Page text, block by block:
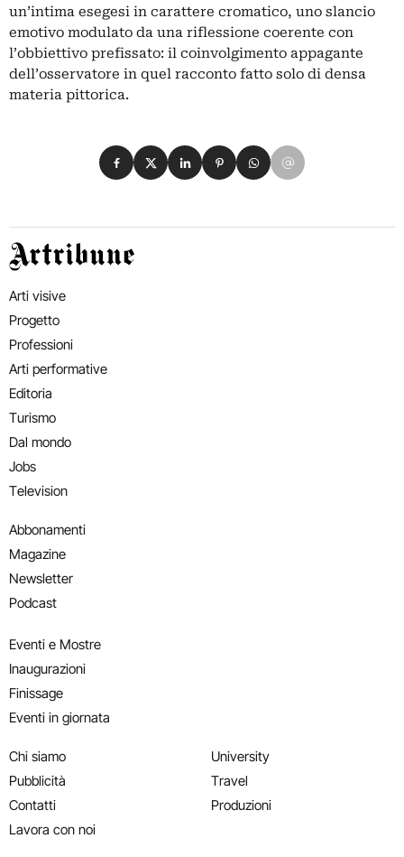
un’intima esegesi in carattere cromatico, uno slancio
emotivo modulato da una riflessione coerente con
l’obbiettivo prefissato: il coinvolgimento appagante
dell’osservatore in quel racconto fatto solo di densa
materia pittorica.
Condividi su Facebook
Condividi su X
Condividi su LinkedIn
Condividi su Pinterest
Condividi su WhatsApp
Condividi su Email
Artribune
Arti visive
Progetto
Professioni
Arti performative
Editoria
Turismo
Dal mondo
Jobs
Television
Abbonamenti
Magazine
Newsletter
Podcast
Eventi e Mostre
Inaugurazioni
Finissage
Eventi in giornata
Chi siamo
Pubblicità
Contatti
Lavora con noi
University
Travel
Produzioni